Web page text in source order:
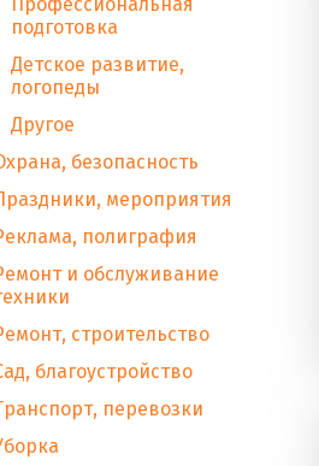
подготовка
Детское развитие,
логопеды
Другое
безопасность
мероприятия
полиграфия
и обслуживание
строительство
благоустройство
перевозки